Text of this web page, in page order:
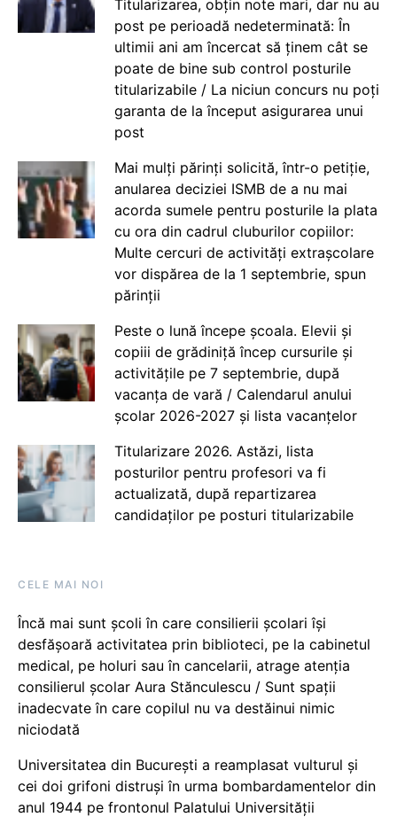
Titularizarea, obțin note mari, dar nu au
post pe perioadă nedeterminată: În
ultimii ani am încercat să ținem cât se
poate de bine sub control posturile
titularizabile / La niciun concurs nu poți
garanta de la început asigurarea unui
post
Mai mulți părinți solicită, într-o petiție,
anularea deciziei ISMB de a nu mai
acorda sumele pentru posturile la plata
cu ora din cadrul cluburilor copiilor:
Multe cercuri de activități extrașcolare
vor dispărea de la 1 septembrie, spun
părinții
Peste o lună începe școala. Elevii și
copiii de grădiniță încep cursurile și
activitățile pe 7 septembrie, după
vacanța de vară / Calendarul anului
școlar 2026-2027 și lista vacanțelor
Titularizare 2026. Astăzi, lista
posturilor pentru profesori va fi
actualizată, după repartizarea
candidaților pe posturi titularizabile
CELE MAI NOI
Încă mai sunt școli în care consilierii școlari își
desfășoară activitatea prin biblioteci, pe la cabinetul
medical, pe holuri sau în cancelarii, atrage atenția
consilierul școlar Aura Stănculescu / Sunt spații
inadecvate în care copilul nu va destăinui nimic
niciodată
Universitatea din București a reamplasat vulturul și
cei doi grifoni distruși în urma bombardamentelor din
anul 1944 pe frontonul Palatului Universității